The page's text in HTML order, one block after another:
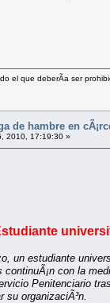
el que deberÃ­a ser
de hambre en
2010, 17:19:30 »
un estudiante
continuÃ¡n con la
Penitenciario
su organizaciÃ³n.